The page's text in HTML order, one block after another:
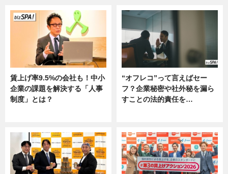
賃上げ率9.5%の会社も！中小
企業の課題を解決する「人事
制度」とは？
“オフレコ”って言えばセー
フ？企業秘密や社外秘を漏ら
すことの法的責任を…